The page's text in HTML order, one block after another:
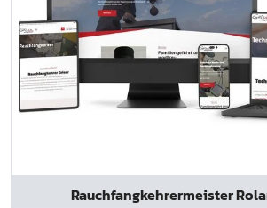
Rauchfangkehrermeister